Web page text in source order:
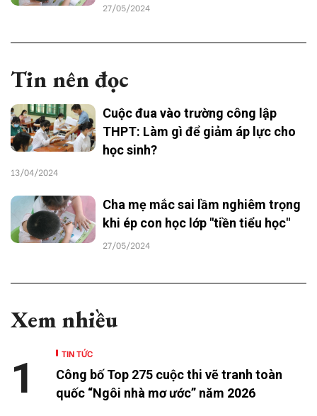
27/05/2024
Tin nên đọc
Cuộc đua vào trường công lập
THPT: Làm gì để giảm áp lực cho
học sinh?
13/04/2024
Cha mẹ mắc sai lầm nghiêm trọng
khi ép con học lớp "tiền tiểu học"
27/05/2024
Xem nhiều
TIN TỨC
Công bố Top 275 cuộc thi vẽ tranh toàn
quốc “Ngôi nhà mơ ước” năm 2026
1